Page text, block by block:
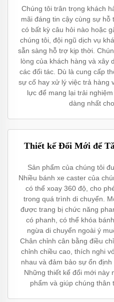
Chúng tôi trân trọng khách
mãi đáng tin cậy cùng sự hỗ
có bất kỳ câu hỏi nào hoặc
chúng tôi, đội ngũ dịch vụ
sẵn sàng hỗ trợ kịp thời.
lòng của khách hàng và xây
các đối tác. Dù là cung cấp
sự cố hay xử lý việc trả hàng
lực để mang lại trải
dàng nhất
Thiết kế Đổi Mới để
Sản phẩm của chúng tôi
Nhiều bánh xe caster của
có thể xoay 360 độ, cho
trong quá trình di chuyển.
được trang bị chức năng
có phanh, có thể khóa
ngừa di chuyển ngoài ý
Chân chỉnh cân bằng điều
chỉnh chiều cao, thích nghi
nhau và đảm bảo sự ổn
Những thiết kế đổi mới này
phẩm và giúp chúng thân